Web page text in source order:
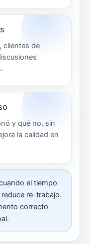
clientes de
y qué no, sin
la calidad en
el tiempo
re-trabajo.
correcto